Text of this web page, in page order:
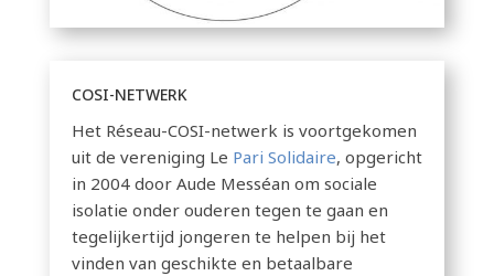
COSI-NETWERK
Het Réseau-COSI-netwerk is voortgekomen
uit de vereniging Le Pari Solidaire, opgericht
in 2004 door Aude Messéan om sociale
isolatie onder ouderen tegen te gaan en
tegelijkertijd jongeren te helpen bij het
vinden van geschikte en betaalbare